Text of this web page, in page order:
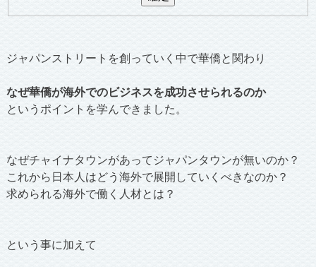
ジャパンストリートを創っていく中で華僑と関わり
なぜ華僑が海外でのビジネスを成功させられるのか
というポイントを学んできました。
なぜチャイナタウンがあってジャパンタウンが無いのか？
これから日本人はどう海外で展開していくべきなのか？
求められる海外で働く人材とは？
という事に加えて